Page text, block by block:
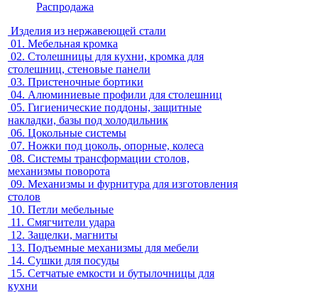
Распродажа
Изделия из нержавеющей стали
01. Мебельная кромка
02. Столешницы для кухни, кромка для
столешниц, стеновые панели
03. Пристеночные бортики
04. Алюминиевые профили для столешниц
05. Гигиенические поддоны, защитные
накладки, базы под холодильник
06. Цокольные системы
07. Ножки под цоколь, опорные, колеса
08. Системы трансформации столов,
механизмы поворота
09. Механизмы и фурнитура для изготовления
столов
10. Петли мебельные
11. Смягчители удара
12. Защелки, магниты
13. Подъемные механизмы для мебели
14. Сушки для посуды
15. Сетчатые емкости и бутылочницы для
кухни